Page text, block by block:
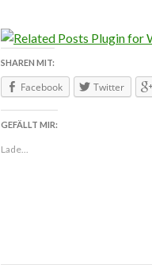
SHAREN MIT:
Facebook Twitter
GEFÄLLT MIR:
Lade...